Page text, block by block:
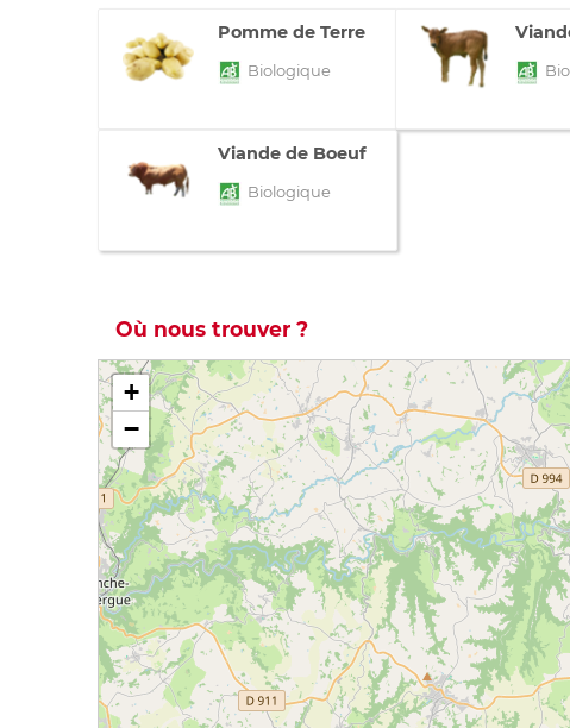
Pomme de Terre
Biologique
Viande de Boeuf
Biologique
Où nous trouver ?
+
−